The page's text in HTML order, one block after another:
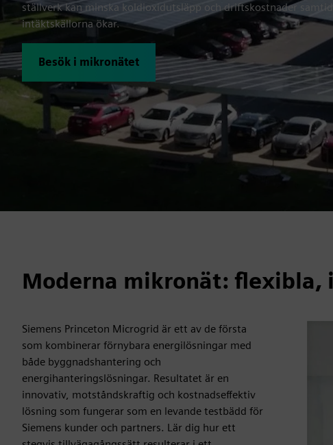
ställverk kan minska koldioxidutsläpp och driftskostnader
intäktskällorna ökar.
Besök i mikronätet
Moderna mikronät: flexibla,
Siemens Princeton Microgrid är ett av de första
som kombinerar förnybara energilösningar med
både byggnadshantering och
energihanteringslösningar. Resultatet är en
innovativ, motståndskraftig och kostnadseffektiv
lösning som fungerar som en levande testbädd för
Siemens kunder och partners. Lär dig hur ett